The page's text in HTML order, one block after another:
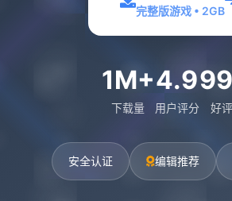
完整版游戏 • 2GB
1M+
下载量
4.9
用户评分 好
安全认证 编辑推荐